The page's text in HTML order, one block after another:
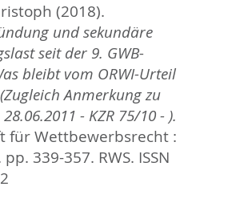
(2018).
und sekundäre
seit der 9. GWB-
bleibt vom ORWI-Urteil
Anmerkung zu
- KZR 75/10 - ).
für Wettbewerbsrecht :
pp. 339-357. RWS. ISSN